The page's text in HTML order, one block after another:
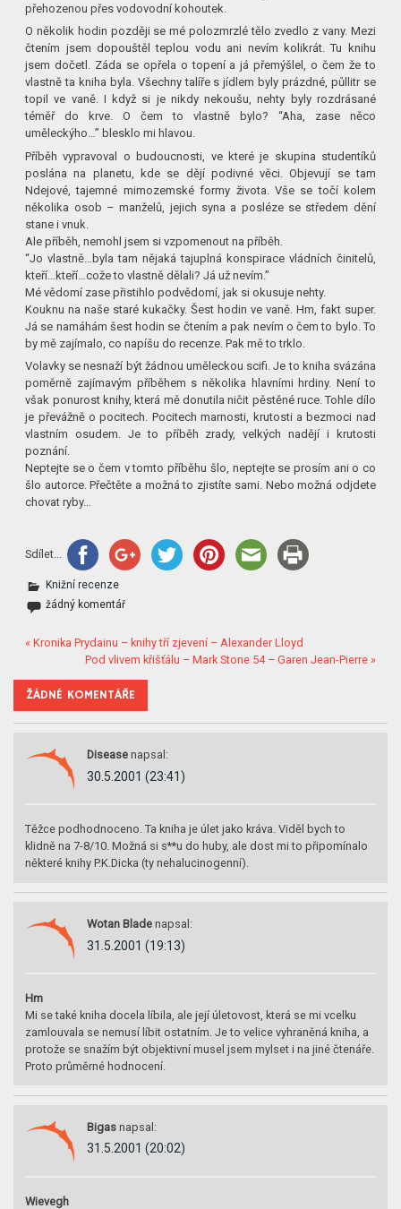
přehozenou přes vodovodní kohoutek.
O několik hodin později se mé polozmrzlé tělo zvedlo z vany. Mezi
čtením jsem dopouštěl teplou vodu ani nevím kolikrát. Tu knihu
jsem dočetl. Záda se opřela o topení a já přemýšlel, o čem že to
vlastně ta kniha byla. Všechny talíře s jídlem byly prázdné, půllitr se
topil ve vaně. I když si je nikdy nekoušu, nehty byly rozdrásané
téměř do krve. O čem to vlastně bylo? “Aha, zase něco
uměleckýho…” blesklo mi hlavou.
Příběh vypravoval o budoucnosti, ve které je skupina studentíků
poslána na planetu, kde se dějí podivné věci. Objevují se tam
Ndejové, tajemné mimozemské formy života. Vše se točí kolem
několika osob – manželů, jejich syna a posléze se středem dění
stane i vnuk.
Ale příběh, nemohl jsem si vzpomenout na příběh.
“Jo vlastně…byla tam nějaká tajuplná konspirace vládních činitelů,
kteří…kteří…cože to vlastně dělali? Já už nevím.”
Mé vědomí zase přistihlo podvědomí, jak si okusuje nehty.
Kouknu na naše staré kukačky. Šest hodin ve vaně. Hm, fakt super.
Já se namáhám šest hodin se čtením a pak nevím o čem to bylo. To
by mě zajímalo, co napíšu do recenze. Pak mě to trklo.
Volavky se nesnaží být žádnou uměleckou scifi. Je to kniha svázána
poměrně zajímavým příběhem s několika hlavními hrdiny. Není to
však ponurost knihy, která mě donutila ničit pěstěné ruce. Tohle dílo
je převážně o pocitech. Pocitech marnosti, krutosti a bezmoci nad
vlastním osudem. Je to příběh zrady, velkých nadějí i krutosti
poznání.
Neptejte se o čem v tomto příběhu šlo, neptejte se prosím ani o co
šlo autorce. Přečtěte a možná to zjistíte sami. Nebo možná odjdete
chovat ryby…
Sdílet...
Knižní recenze
žádný komentář
« Kronika Prydainu – knihy tří zjevení – Alexander Lloyd
Pod vlivem křišťálu – Mark Stone 54 – Garen Jean-Pierre »
ŽÁDNÉ KOMENTÁŘE
Disease napsal:
30.5.2001 (23:41)
Těžce podhodnoceno. Ta kniha je úlet jako kráva. Viděl bych to
klidně na 7-8/10. Možná si s**u do huby, ale dost mi to připomínalo
některé knihy P.K.Dicka (ty nehalucinogenní).
Wotan Blade napsal:
31.5.2001 (19:13)
Hm
Mi se také kniha docela líbila, ale její úletovost, která se mi vcelku
zamlouvala se nemusí líbit ostatním. Je to velice vyhraněná kniha, a
protože se snažím být objektivní musel jsem mylset i na jiné čtenáře.
Proto průměrné hodnocení.
Bigas napsal:
31.5.2001 (20:02)
Wievegh